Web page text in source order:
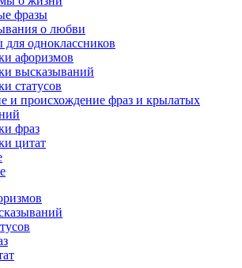
фразы
о любви
для одноклассников
афоризмов
высказываний
статусов
и происхождение фраз и крылатых
фраз
цитат